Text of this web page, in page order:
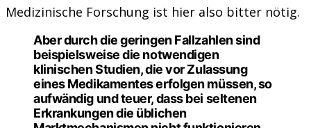
Medizinische Forschung ist hier also bitter nötig.
Aber durch die geringen Fallzahlen sind
beispielsweise die notwendigen
klinischen Studien, die vor Zulassung
eines Medikamentes erfolgen müssen, so
aufwändig und teuer, dass bei seltenen
Erkrankungen die üblichen